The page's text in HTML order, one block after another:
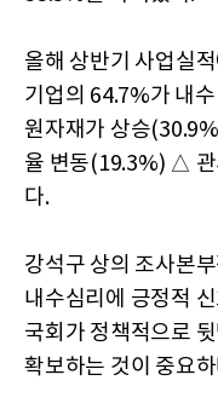
올해 상반기 사업실
기업의 64.7%가 내
원자재가 상승
율 변동(19.3%) △
다.
강석구 상의 조사본
내수심리에 긍정적
국회가 정책적으로
확보하는 것이 중요